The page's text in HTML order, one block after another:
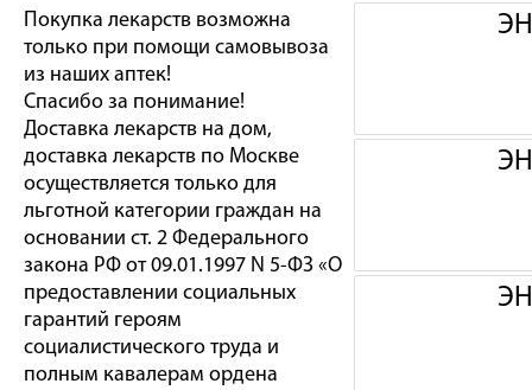
Покупка лекарств возможна
только при помощи самовывоза
из наших аптек!
Спасибо за понимание!
Доставка лекарств на дом,
доставка лекарств по Москве
осуществляется только для
льготной категории граждан на
основании ст. 2 Федерального
закона РФ от 09.01.1997 N 5-ФЗ «О
предоставлении социальных
гарантий героям
социалистического труда и
полным кавалерам ордена